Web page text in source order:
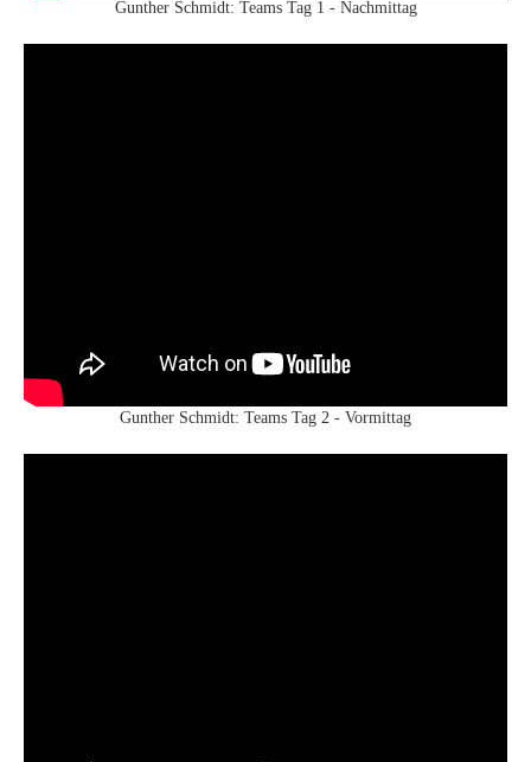
Gunther Schmidt: Teams Tag 1 - Nachmittag
Gunther Schmidt: Teams Tag 2 - Vormittag